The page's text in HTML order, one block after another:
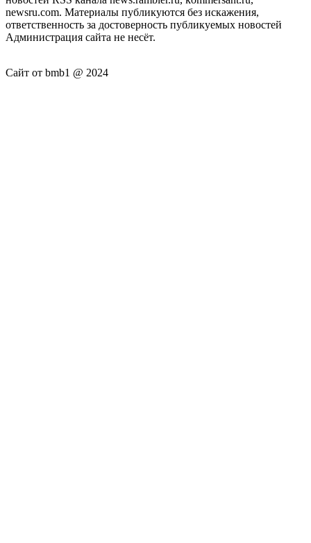
newsru.com. Материалы публикуются без искажения,
ответственность за достоверность публикуемых новостей
Администрация сайта не несёт.
Сайт от bmb1 @ 2024